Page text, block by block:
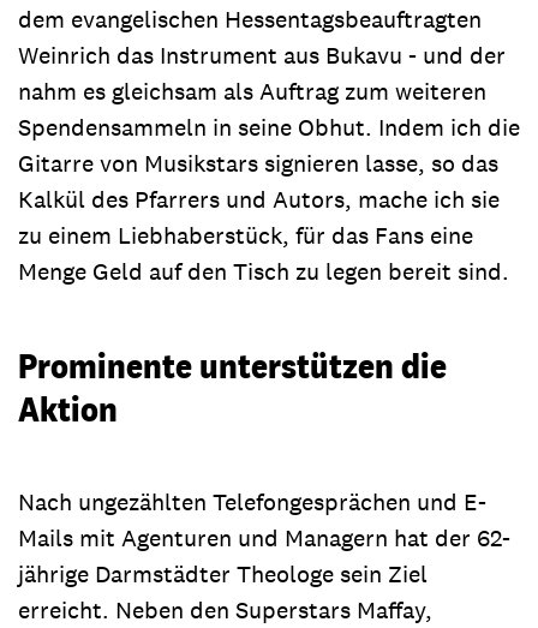
dem evangelischen Hessentagsbeauftragten
Weinrich das Instrument aus Bukavu - und der
nahm es gleichsam als Auftrag zum weiteren
Spendensammeln in seine Obhut. Indem ich die
Gitarre von Musikstars signieren lasse, so das
Kalkül des Pfarrers und Autors, mache ich sie
zu einem Liebhaberstück, für das Fans eine
Menge Geld auf den Tisch zu legen bereit sind.
Prominente unterstützen die
Aktion
Nach ungezählten Telefongesprächen und E-
Mails mit Agenturen und Managern hat der 62-
jährige Darmstädter Theologe sein Ziel
erreicht. Neben den Superstars Maffay,